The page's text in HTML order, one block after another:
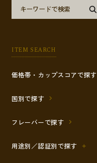
ITEM SEARCH
価格帯・カップスコアで探す
国別で探す
フレーバーで探す
用途別／認証別で探す